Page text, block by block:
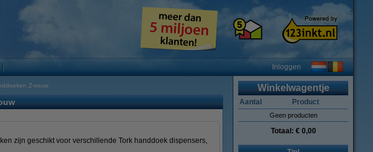
Inloggen
Z-vouw
zijn geschikt voor verschillende Tork handdoek dispensers,
Winkelwagentje
Aantal Product
Geen producten
Totaal: € 0,00